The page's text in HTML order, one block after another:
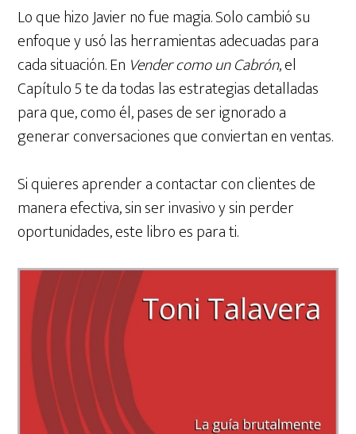
Lo que hizo Javier no fue magia. Solo cambió su
enfoque y usó las herramientas adecuadas para
cada situación. En Vender como un Cabrón, el
Capítulo 5 te da todas las estrategias detalladas
para que, como él, pases de ser ignorado a
generar conversaciones que conviertan en ventas.
Si quieres aprender a contactar con clientes de
manera efectiva, sin ser invasivo y sin perder
oportunidades, este libro es para ti.